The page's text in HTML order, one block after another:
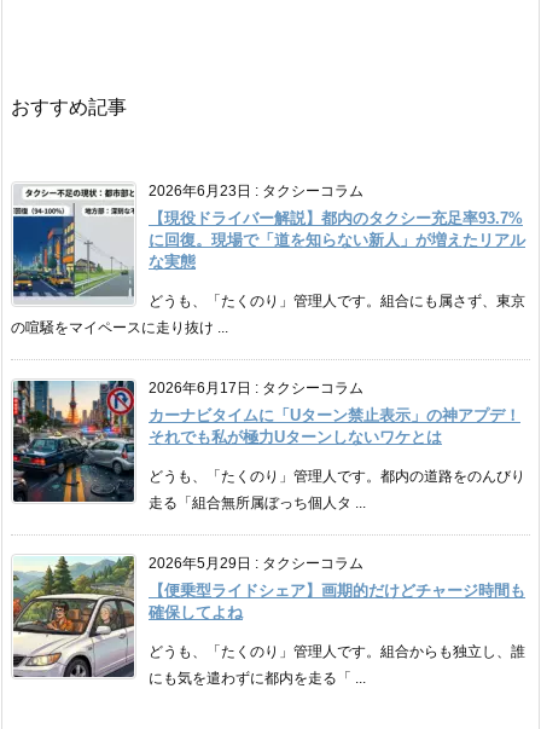
おすすめ記事
2026年6月23日 : タクシーコラム
【現役ドライバー解説】都内のタクシー充足率93.7%
に回復。現場で「道を知らない新人」が増えたリアル
な実態
どうも、「たくのり」管理人です。組合にも属さず、東京
の喧騒をマイペースに走り抜け ...
2026年6月17日 : タクシーコラム
カーナビタイムに「Uターン禁止表示」の神アプデ！
それでも私が極力Uターンしないワケとは
どうも、「たくのり」管理人です。都内の道路をのんびり
走る「組合無所属ぼっち個人タ ...
2026年5月29日 : タクシーコラム
【便乗型ライドシェア】画期的だけどチャージ時間も
確保してよね
どうも、「たくのり」管理人です。組合からも独立し、誰
にも気を遣わずに都内を走る「 ...